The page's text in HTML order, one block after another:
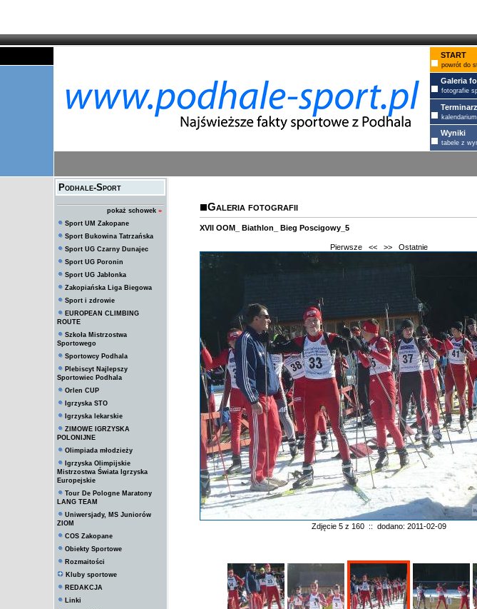
START
powrót do
Galeria
fotografie
Terminarz
Wyniki
tabele z
Podhale-Sport
pokaż schowek »
Sport UM Zakopane
Sport Bukowina Tatrzańska
Sport UG Czarny Dunajec
Sport UG Poronin
Sport UG Jabłonka
Zakopiańska Liga Biegowa
Sport i zdrowie
EUROPEAN CLIMBING
ROUTE
Szkoła Mistrzostwa
Sportowego
Sportowcy Podhala
Plebiscyt Najlepszy
Sportowiec Podhala
Orlen CUP
Igrzyska STO
Igrzyska lekarskie
ZIMOWE IGRZYSKA
POLONIJNE
Olimpiada młodzieży
Igrzyska Olimpijskie
Mistrzostwa Świata Igrzyska
Europejskie
Tour De Pologne Maratony
LANG TEAM
Uniwersjady, MS Juniorów
ZIOM
COS Zakopane
Obiekty Sportowe
Rozmaitości
Kluby sportowe
REDAKCJA
Linki
Galeria fotografii
XVII OOM_ Biathlon_ Bieg Poscigowy_5
Pierwsze << >> Ostatnie
Zdjęcie 5 z 160 :: dodano: 2011-02-09